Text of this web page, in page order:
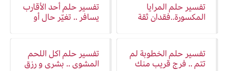
تفسير حلم المرايا
المكسورة..فقدان ثقة
تفسير حلم أحد الأقارب
يسافر .. تغيّر حال أو
تفسير حلم الخطوبة لم
تتم .. فرج قريب منك
تفسير حلم اكل اللحم
المشوي .. بشرى و رزق